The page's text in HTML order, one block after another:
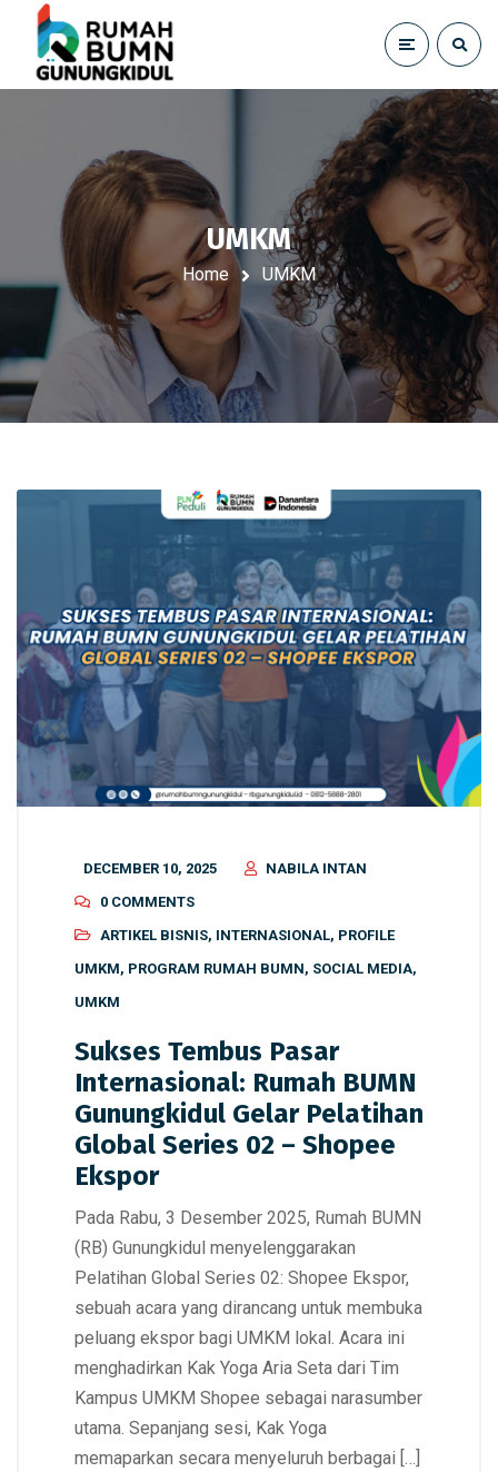
UMKM
Home UMKM
DECEMBER 10, 2025
NABILA INTAN
0 COMMENTS
ARTIKEL BISNIS, INTERNASIONAL, PROFILE
UMKM, PROGRAM RUMAH BUMN, SOCIAL MEDIA,
UMKM
Sukses Tembus Pasar
Internasional: Rumah BUMN
Gunungkidul Gelar Pelatihan
Global Series 02 – Shopee
Ekspor
Pada Rabu, 3 Desember 2025, Rumah BUMN
(RB) Gunungkidul menyelenggarakan
Pelatihan Global Series 02: Shopee Ekspor,
sebuah acara yang dirancang untuk membuka
peluang ekspor bagi UMKM lokal. Acara ini
menghadirkan Kak Yoga Aria Seta dari Tim
Kampus UMKM Shopee sebagai narasumber
utama. Sepanjang sesi, Kak Yoga
memaparkan secara menyeluruh berbagai […]